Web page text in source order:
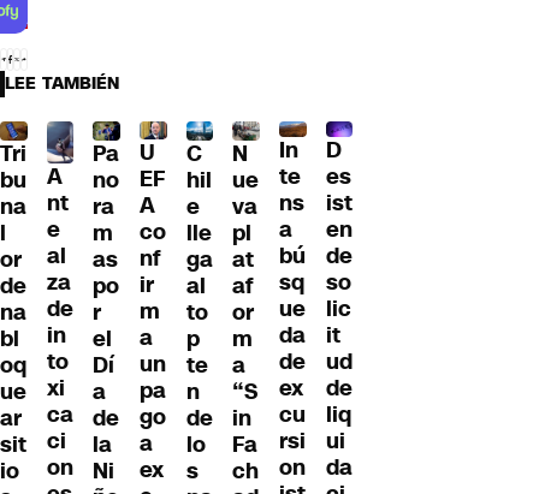
LEE TAMBIÉN
Tri
bu
na
l
or
de
na
bl
oq
ue
ar
sit
io
A
nt
e
al
za
de
in
to
xi
ca
ci
on
Pa
no
ra
m
as
po
r
el
Dí
a
de
la
Ni
U
EF
A
co
nf
ir
m
a
un
pa
go
a
ex
C
hil
e
lle
ga
al
to
p
te
n
de
lo
s
N
ue
va
pl
at
af
or
m
a
“S
in
Fa
ch
In
te
ns
a
bú
sq
ue
da
de
ex
cu
rsi
on
D
es
ist
en
de
so
lic
it
ud
de
liq
ui
da